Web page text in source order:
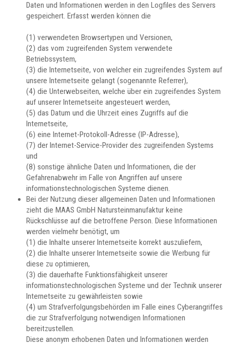
Daten und Informationen werden in den Logfiles des Servers
gespeichert. Erfasst werden können die
(1) verwendeten Browsertypen und Versionen,
(2) das vom zugreifenden System verwendete
Betriebssystem,
(3) die Internetseite, von welcher ein zugreifendes System auf
unsere Internetseite gelangt (sogenannte Referrer),
(4) die Unterwebseiten, welche über ein zugreifendes System
auf unserer Internetseite angesteuert werden,
(5) das Datum und die Uhrzeit eines Zugriffs auf die
Internetseite,
(6) eine Internet-Protokoll-Adresse (IP-Adresse),
(7) der Internet-Service-Provider des zugreifenden Systems
und
(8) sonstige ähnliche Daten und Informationen, die der
Gefahrenabwehr im Falle von Angriffen auf unsere
informationstechnologischen Systeme dienen.
Bei der Nutzung dieser allgemeinen Daten und Informationen
zieht die MAAS GmbH Natursteinmanufaktur keine
Rückschlüsse auf die betroffene Person. Diese Informationen
werden vielmehr benötigt, um
(1) die Inhalte unserer Internetseite korrekt auszuliefern,
(2) die Inhalte unserer Internetseite sowie die Werbung für
diese zu optimieren,
(3) die dauerhafte Funktionsfähigkeit unserer
informationstechnologischen Systeme und der Technik unserer
Internetseite zu gewährleisten sowie
(4) um Strafverfolgungsbehörden im Falle eines Cyberangriffes
die zur Strafverfolgung notwendigen Informationen
bereitzustellen.
Diese anonym erhobenen Daten und Informationen werden